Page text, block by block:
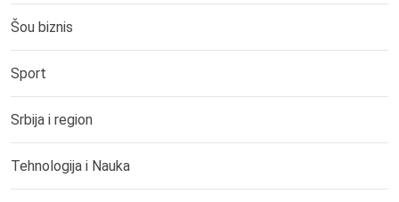
Šou biznis
Sport
Srbija i region
Tehnologija i Nauka